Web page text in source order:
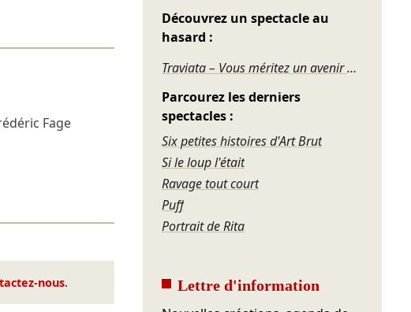
Fage
nous.
Découvrez un spectacle au
hasard :
Traviata – Vous méritez un avenir meilleur
Parcourez les derniers
spectacles :
Six petites histoires d'Art Brut
Si le loup l'était
Ravage tout court
Puff
Portrait de Rita
Lettre d'information